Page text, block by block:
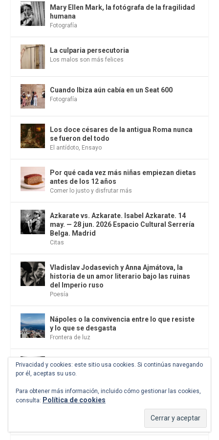
Mary Ellen Mark, la fotógrafa de la fragilidad
humana
Fotografía
La culparia persecutoria
Los malos son más felices
Cuando Ibiza aún cabía en un Seat 600
Fotografía
Los doce césares de la antigua Roma nunca
se fueron del todo
El antídoto, Ensayo
Por qué cada vez más niñas empiezan dietas
antes de los 12 años
Comer lo justo y disfrutar más
Azkarate vs. Azkarate. Isabel Azkarate. 14
may. — 28 jun. 2026 Espacio Cultural Serrería
Belga. Madrid
Citas
Vladislav Jodasevich y Anna Ajmátova, la
historia de un amor literario bajo las ruinas
del Imperio ruso
Poesía
Nápoles o la convivencia entre lo que resiste
y lo que se desgasta
Frontera de luz
«Algo quedará de mí», de Mercedes
Monmany. Galaxia Gutemberg, 2026
La última y accidentada visita de Corpus
Barga a Madrid y Belalcázar, en 1970
Privacidad y cookies: este sitio usa cookies. Si continúas navegando
por él, aceptas su uso.
Para obtener más información, incluido cómo gestionar las cookies,
consulta: Política de cookies